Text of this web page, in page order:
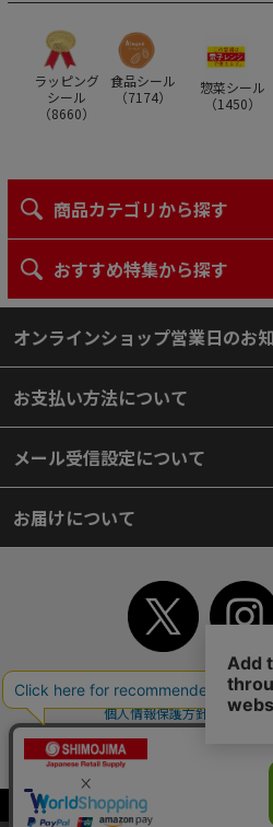
当サイトはクッキー（Cookie）を使用し
ラッピング
シール
（8660）
食品シール
（7174）
惣菜シール
（1450）
商品カテゴリから探す
おすすめ特集から探す
オンラインショップ営業日のお
お支払い方法について
メール受信設定について
お届けについて
TOP 初めてご利用のお客様へ
個人情報保護方針
特定商
よくあるご質問
サイトマップ
WEBカタ
Copyright© 2018 SHIMOJIMA